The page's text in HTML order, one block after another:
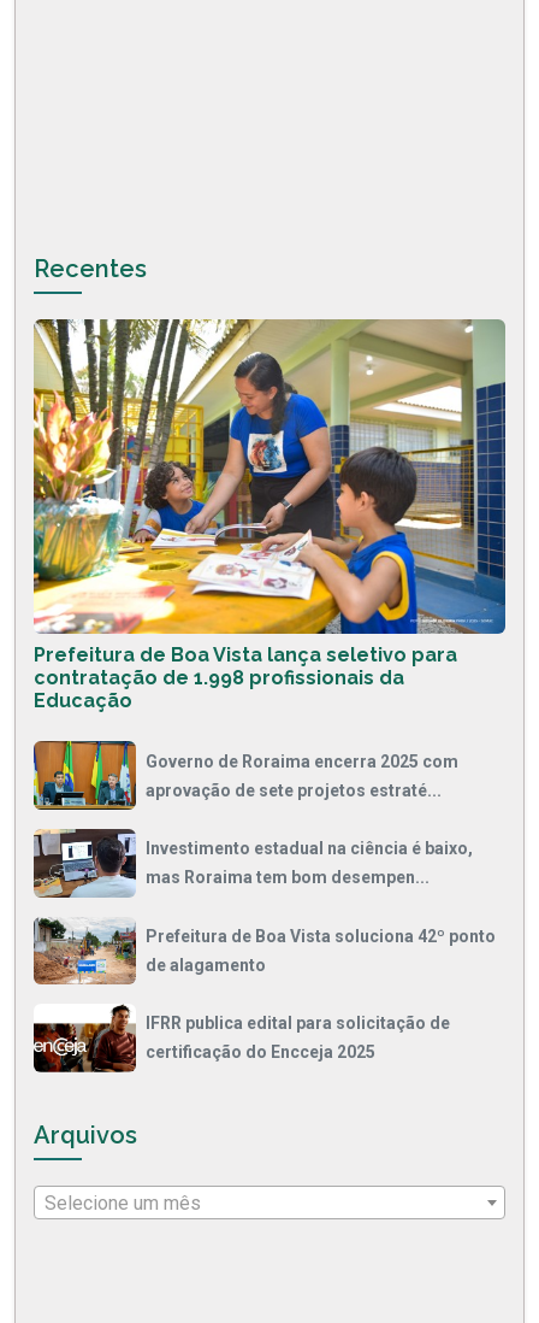
Recentes
Prefeitura de Boa Vista lança seletivo para
contratação de 1.998 profissionais da
Educação
Governo de Roraima encerra 2025 com
aprovação de sete projetos estraté...
Investimento estadual na ciência é baixo,
mas Roraima tem bom desempen...
Prefeitura de Boa Vista soluciona 42º ponto
de alagamento
IFRR publica edital para solicitação de
certificação do Encceja 2025
Arquivos
Selecione um mês